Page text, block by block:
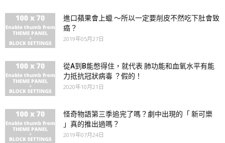
進口蘋果會上蠟 ～所以一定要削皮不然吃下肚會致
癌？
2019年05月27日
從A到B能憋得住，就代表 肺功能和血氧水平有能
力抵抗冠狀病毒 ？假的！
2020年10月21日
怪奇物語第三季追完了嗎？劇中出現的「 新可樂
」真的推出過嗎？
2019年07月24日